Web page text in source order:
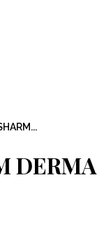
DERMA